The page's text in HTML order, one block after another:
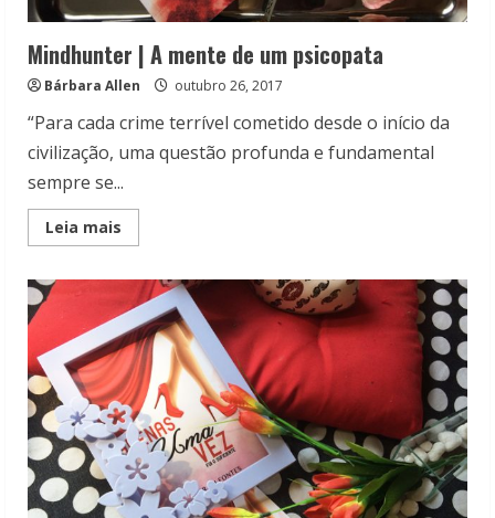
Mindhunter | A mente de um psicopata
Bárbara Allen outubro 26, 2017
“Para cada crime terrível cometido desde o início da
civilização, uma questão profunda e fundamental
sempre se...
Leia mais
more
A
mente
de
um
psicopata